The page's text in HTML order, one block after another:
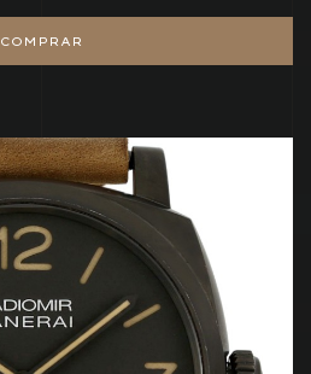
COMPRAR